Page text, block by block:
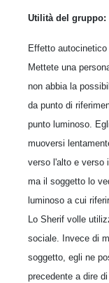
Utilità del gruppo:
Effetto autocinetico
Mettete una
non abbia la
da punto di
punto luminoso.
muoversi
verso l'alto e verso
ma il soggetto lo
luminoso a cui
Lo Sherif volle
sociale. Invece di
soggetto, egli ne
precedente a dire